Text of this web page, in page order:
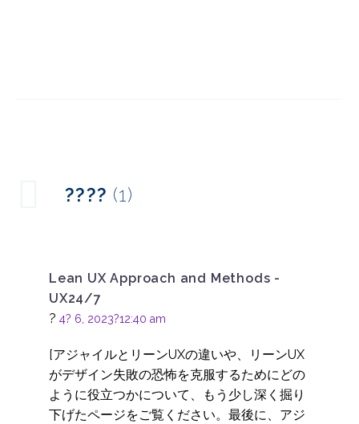
リーンUXの考え方と方
???? (1)
Lean UX Approach and Methods -
UX24/7
? 4? 6, 2023?12:40 am
[アジャイルとリーンUXの違いや、リーンUX
がデザイン失敗の恐怖を克服するためにどの
ように役立つかについて、もう少し深く掘り
下げたページをご覧ください。最後に、アジ